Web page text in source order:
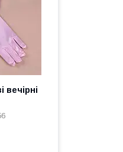
вечірні